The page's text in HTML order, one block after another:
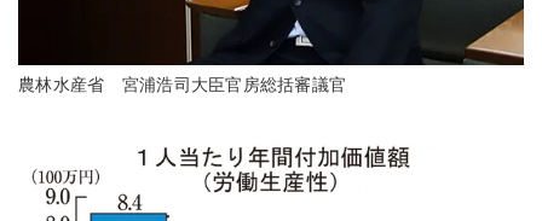
農林水産省 宮浦浩司大臣官房総括審議官